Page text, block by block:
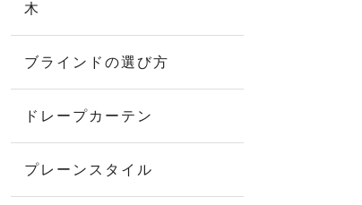
木
ブラインドの選び方
ドレープカーテン
プレーンスタイル